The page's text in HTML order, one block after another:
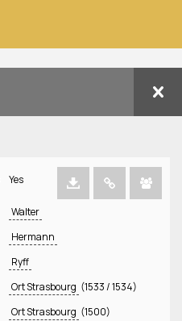
Yes
Walter
Hermann
Ryff
Ort Strasbourg (1533 / 1534)
Ort Strasbourg (1500)